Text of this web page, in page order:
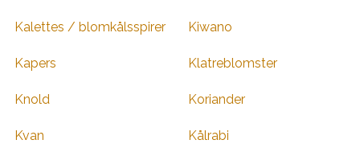
Kalettes / blomkålsspirer Kiwano
Kapers Klatreblomster
Knold Koriander
Kvan Kålrabi